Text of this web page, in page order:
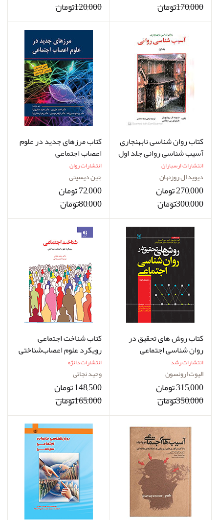
170,000تومان 120,000تومان
کتاب روان شناسی نابهنجاری
آسیب شناسی روانی جلد اول
انتشارات ارسباران
دیوید ال روزنهان
270,000 تومان
300,000تومان
کتاب مرزهای جدید در علوم
اعصاب اجتماعی
انتشارات روان
جین دیسیتی
72,000 تومان
80,000تومان
کتاب روش های تحقیق در
روان شناسی اجتماعی
نویسنده الیوت ارونسون
مترجم دکتر حسین شکرکن
انتشارات رشد
الیوت ارونسون
315,000 تومان
350,000تومان
کتاب شناخت اجتماعی
رویکرد علوم اعصاب‌شناختی
نویسنده دکتر وحيد نجاتی
انتشارات دانژه
وحید نجاتی
148,500 تومان
165,000تومان